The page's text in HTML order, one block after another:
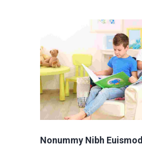
Nonummy Nibh Euismod